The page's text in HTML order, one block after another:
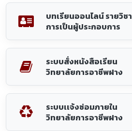
บทเรียนออนไลน์ รายวิชา
การเป็นผู้ประกอบการ
ระบบสั่งหนังสือเรียน
วิทยาลัยการอาชีพฝาง
ระบบเเจ้งซ่อมภายใน
วิทยาลัยการอาชีพฝาง